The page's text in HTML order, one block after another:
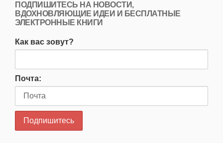
ПОДПИШИТЕСЬ НА НОВОСТИ,
ВДОХНОВЛЯЮЩИЕ ИДЕИ И БЕСПЛАТНЫЕ
ЭЛЕКТРОННЫЕ КНИГИ
Как вас зовут?
Почта: